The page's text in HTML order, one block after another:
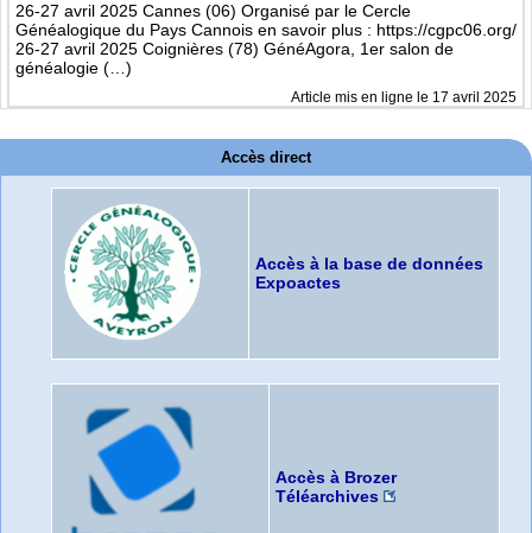
26-27 avril 2025 Cannes (06) Organisé par le Cercle
Généalogique du Pays Cannois en savoir plus : https://cgpc06.org/
26-27 avril 2025 Coignières (78) GénéAgora, 1er salon de
généalogie (…)
Article mis en ligne le 17 avril 2025
Accès direct
Accès à la base de données
Expoactes
Accès à Brozer
Téléarchives